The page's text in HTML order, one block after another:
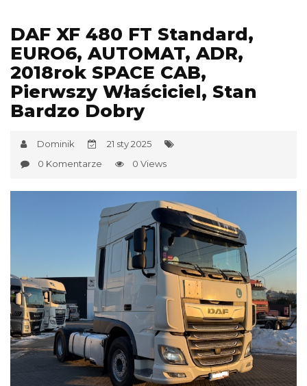
DAF XF 480 FT Standard,
EURO6, AUTOMAT, ADR,
2018rok SPACE CAB,
Pierwszy Właściciel, Stan
Bardzo Dobry
Dominik
21 sty 2025
0 Komentarze
0 Views